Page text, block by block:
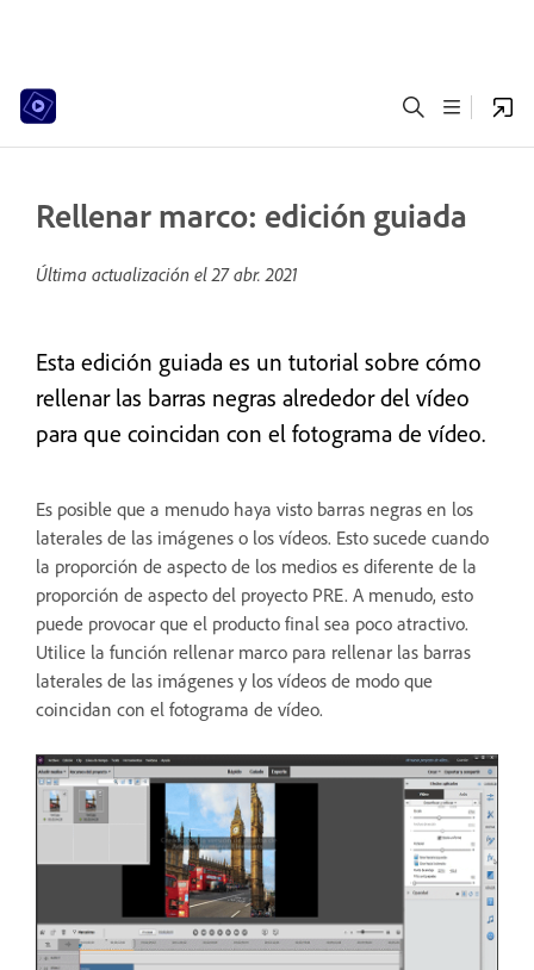
Rellenar marco: edición guiada
Última actualización el27 abr. 2021
Esta edición guiada es un tutorial sobre cómo
rellenar las barras negras alrededor del vídeo
para que coincidan con el fotograma de vídeo.
Es posible que a menudo haya visto barras negras en los
laterales de las imágenes o los vídeos. Esto sucede cuando
la proporción de aspecto de los medios es diferente de la
proporción de aspecto del proyecto PRE. A menudo, esto
puede provocar que el producto final sea poco atractivo.
Utilice la función rellenar marco para rellenar las barras
laterales de las imágenes y los vídeos de modo que
coincidan con el fotograma de vídeo.